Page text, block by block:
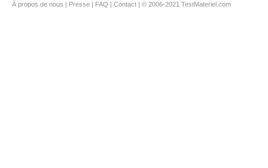
À propos de nous | Presse | FAQ | Contact | © 2006-2021 TestMateriel.com